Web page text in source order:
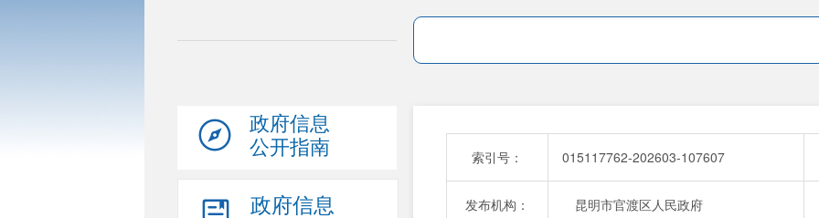
政府信息
公开指南
政府信息
索引号： 015117762-202603-107607
发布机构： 昆明市官渡区人民政府